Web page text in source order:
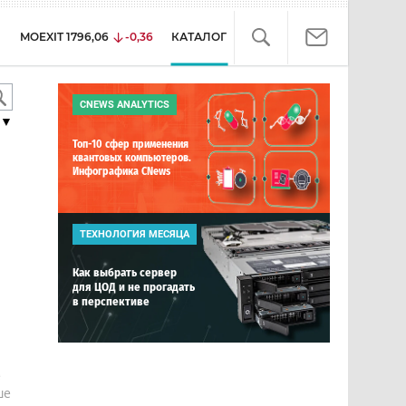
MOEXIT 1796,06 -0,36 КАТАЛОГ
▼
CNEWS ANALYTICS
Топ-10 сфер применения
квантовых компьютеров.
Инфографика CNews
ТЕХНОЛОГИЯ МЕСЯЦА
Как выбрать сервер
для ЦОД и не прогадать
в перспективе